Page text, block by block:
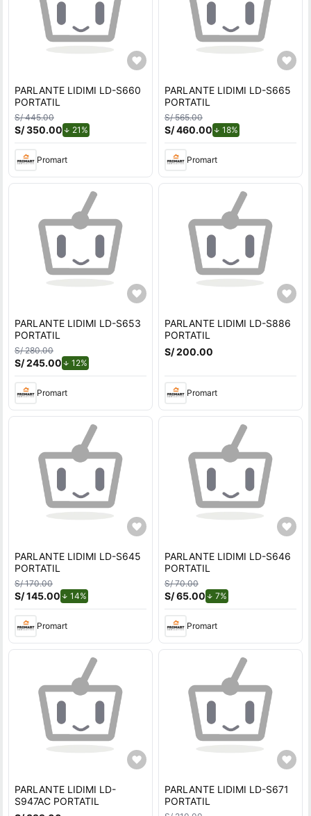
PARLANTE LIDIMI LD-S660
PORTATIL
S/ 445.00
S/ 350.00 21%
Promart
PARLANTE LIDIMI LD-S665
PORTATIL
S/ 565.00
S/ 460.00 18%de descuento.
Promart
PARLANTE LIDIMI LD-S653
PORTATIL
S/ 280.00
S/ 245.00 12%
Promart
PARLANTE LIDIMI LD-S886
PORTATIL
S/ 200.00
Promart
PARLANTE LIDIMI LD-S645
PORTATIL
S/ 170.00
S/ 145.00 14%
Promart
PARLANTE LIDIMI LD-S646
PORTATIL
S/ 70.00
S/ 65.00 7%de descuento.
Promart
PARLANTE LIDIMI LD-
S947AC PORTATIL
PARLANTE LIDIMI LD-S671
PORTATIL